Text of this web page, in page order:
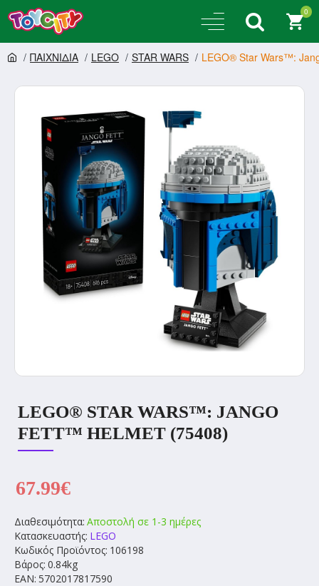
0
ΠΑΙΧΝΙΔΙΑ LEGO STAR WARS LEGO® Star Wars™:
LEGO® STAR WARS™: JANGO
FETT™ HELMET (75408)
Διαθεσιμότητα: Αποστολή σε 1-3 ημέρες
Κατασκευαστής: LEGO
Κωδικός Προϊόντος: 106198
Βάρος: 0.84kg
EAN: 5702017817590
67.99€